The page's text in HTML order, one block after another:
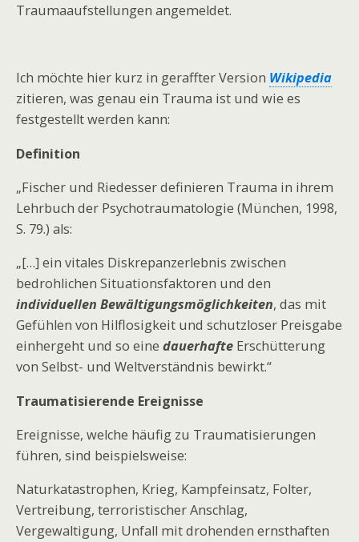
Traumaaufstellungen angemeldet.
Ich möchte hier kurz in geraffter Version Wikipedia
zitieren, was genau ein Trauma ist und wie es
festgestellt werden kann:
Definition
„Fischer und Riedesser definieren Trauma in ihrem
Lehrbuch der Psychotraumatologie (München, 1998,
S. 79.) als:
„[…] ein vitales Diskrepanzerlebnis zwischen
bedrohlichen Situationsfaktoren und den
individuellen Bewältigungsmöglichkeiten, das mit
Gefühlen von Hilflosigkeit und schutzloser Preisgabe
einhergeht und so eine dauerhafte Erschütterung
von Selbst- und Weltverständnis bewirkt.“
Traumatisierende Ereignisse
Ereignisse, welche häufig zu Traumatisierungen
führen, sind beispielsweise:
Naturkatastrophen, Krieg, Kampfeinsatz, Folter,
Vertreibung, terroristischer Anschlag,
Vergewaltigung, Unfall mit drohenden ernsthaften